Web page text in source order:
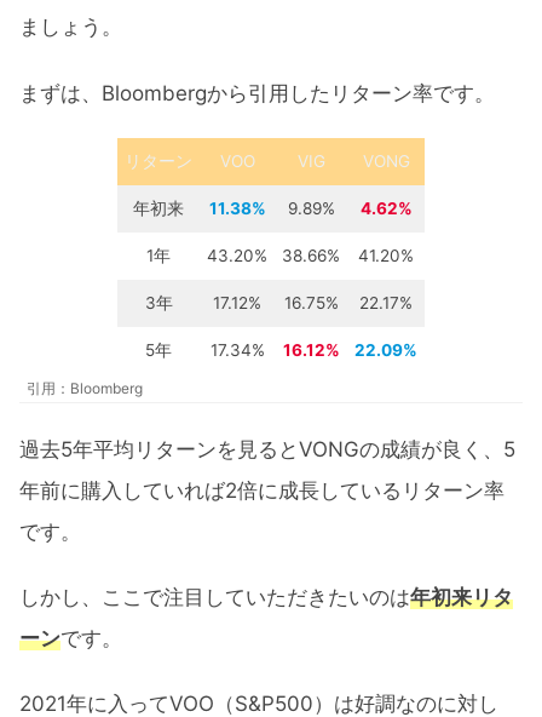
ましょう。
まずは、Bloombergから引用したリターン率です。
リターン VOO VIG VONG
年初来 11.38% 9.89% 4.62%
1年 43.20% 38.66% 41.20%
3年 17.12% 16.75% 22.17%
5年 17.34% 16.12% 22.09%
引用：Bloomberg
過去5年平均リターンを見るとVONGの成績が良く、5
年前に購入していれば2倍に成長しているリターン率
です。
しかし、ここで注目していただきたいのは年初来リタ
ーンです。
2021年に入ってVOO（S&P500）は好調なのに対し